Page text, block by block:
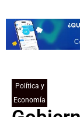
Política y
Economía